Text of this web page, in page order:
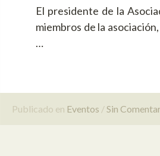
El presidente de la
miembros de la
…
Publicado en Eventos Sin